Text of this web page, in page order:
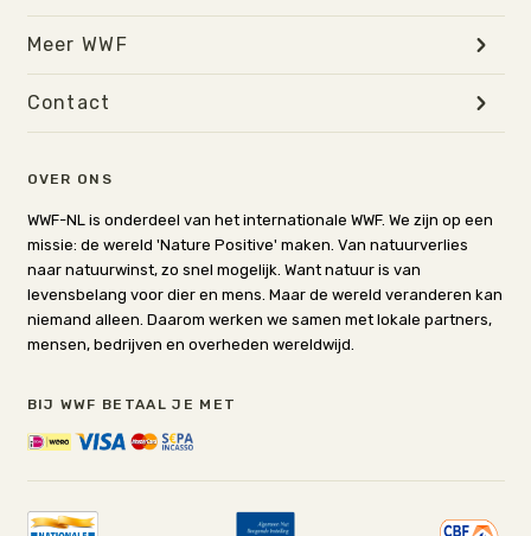
OVER ONS
WWF-NL is onderdeel van het internationale WWF. We zijn op een
missie: de wereld 'Nature Positive' maken. Van natuurverlies
naar natuurwinst, zo snel mogelijk. Want natuur is van
levensbelang voor dier en mens. Maar de wereld veranderen kan
niemand alleen. Daarom werken we samen met lokale partners,
mensen, bedrijven en overheden wereldwijd.
BIJ WWF BETAAL JE MET
Meer WWF
Contact